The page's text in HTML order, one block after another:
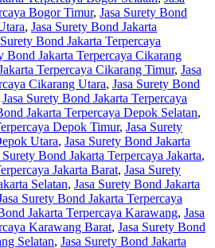
Bogor Timur, Jasa Surety Bond
, Jasa Surety Bond Jakarta
Bond Jakarta Terpercaya
Bond Jakarta Terpercaya Cikarang
Terpercaya Cikarang Timur, Jasa
Cikarang Utara, Jasa Surety Bond
Jasa Surety Bond Jakarta Terpercaya
Jakarta Terpercaya Depok Selatan,
Depok Timur, Jasa Surety
Utara, Jasa Surety Bond Jakarta
Surety Bond Jakarta Terpercaya Jakarta,
Jakarta Barat, Jasa Surety
Selatan, Jasa Surety Bond Jakarta
Surety Bond Jakarta Terpercaya
Jakarta Terpercaya Karawang, Jasa
Karawang Barat, Jasa Surety Bond
Selatan, Jasa Surety Bond Jakarta